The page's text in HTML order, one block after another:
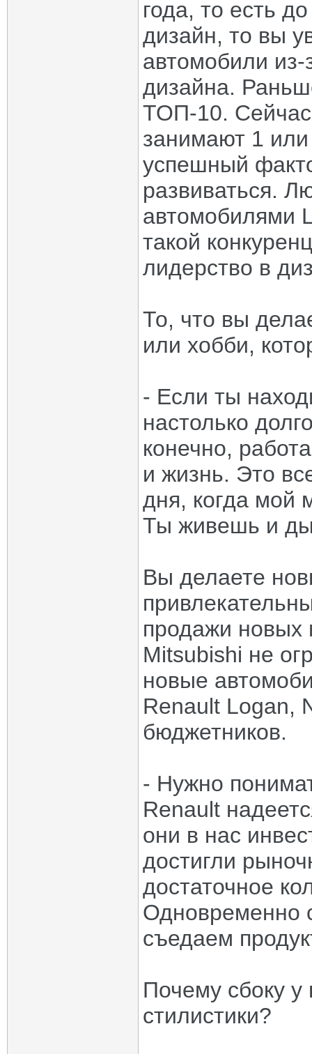
года, то есть
дизайн, то вы
автомобили из-
дизайна.
ТОП-10.
занимают 1 или
успешный
развиваться.
автомобилями
такой
лидерство в
То, что вы
или хобби,
- Если ты
настолько
конечно,
и жизнь. Это
дня, когда мой
Ты живешь и
Вы делаете
продажи новых
Mitsubishi не
новые
Renault Logan,
бюджетников.
- Нужно
Renault
они в нас
достигли
достаточное
Одновременно
съедаем
Почему сбоку
стилистики?